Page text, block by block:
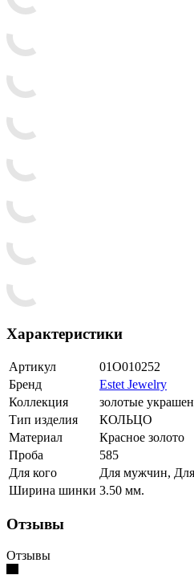
Характеристики
Артикул
01О010252
Бренд
Estet Jewelry
Коллекция
золотые
Тип изделия
КОЛЬЦО
Материал
Красное золото
Проба
585
Для кого
Для мужчин,
Ширина шинки 3.50 мм.
Отзывы
Отзывы